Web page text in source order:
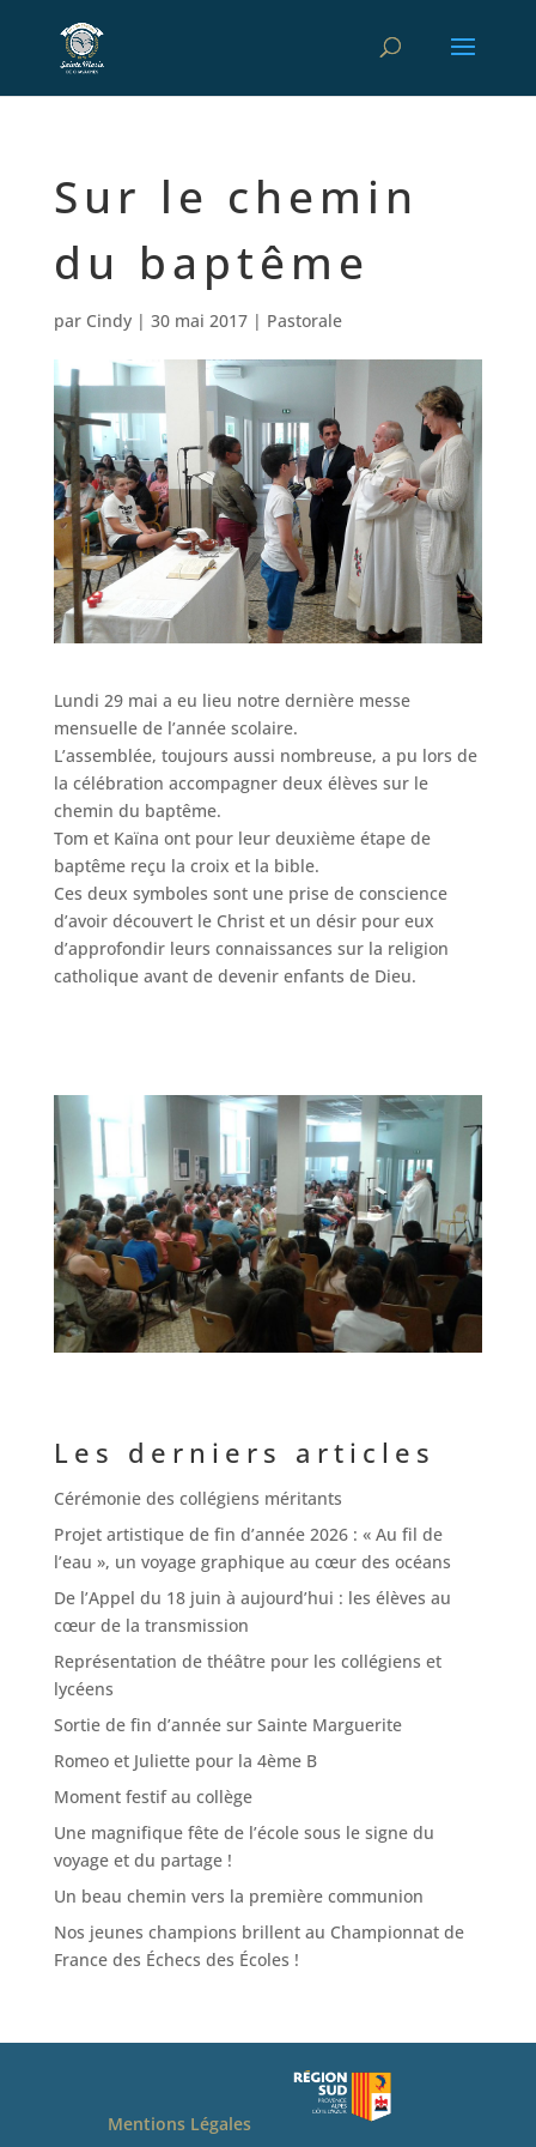
Sur le chemin
du baptême
par Cindy| 30 mai 2017| Pastorale
Lundi 29 mai a eu lieu notre dernière messe
mensuelle de l’année scolaire.
L’assemblée, toujours aussi nombreuse, a pu lors de
la célébration accompagner deux élèves sur le
chemin du baptême.
Tom et Kaïna ont pour leur deuxième étape de
baptême reçu la croix et la bible.
Ces deux symboles sont une prise de conscience
d’avoir découvert le Christ et un désir pour eux
d’approfondir leurs connaissances sur la religion
catholique avant de devenir enfants de Dieu.
Les derniers articles
Cérémonie des collégiens méritants
Projet artistique de fin d’année 2026 : « Au fil de
l’eau », un voyage graphique au cœur des océans
De l’Appel du 18 juin à aujourd’hui : les élèves au
cœur de la transmission
Représentation de théâtre pour les collégiens et
lycéens
Sortie de fin d’année sur Sainte Marguerite
Romeo et Juliette pour la 4ème B
Moment festif au collège
Une magnifique fête de l’école sous le signe du
voyage et du partage !
Un beau chemin vers la première communion
Nos jeunes champions brillent au Championnat de
France des Échecs des Écoles !
Mentions Légales